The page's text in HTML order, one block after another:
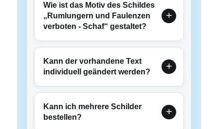
Wie ist das Motiv des Schildes
„Rumlungern und Faulenzen
verboten - Schaf“ gestaltet?
Kann der vorhandene Text
individuell geändert werden?
Kann ich mehrere Schilder
bestellen?